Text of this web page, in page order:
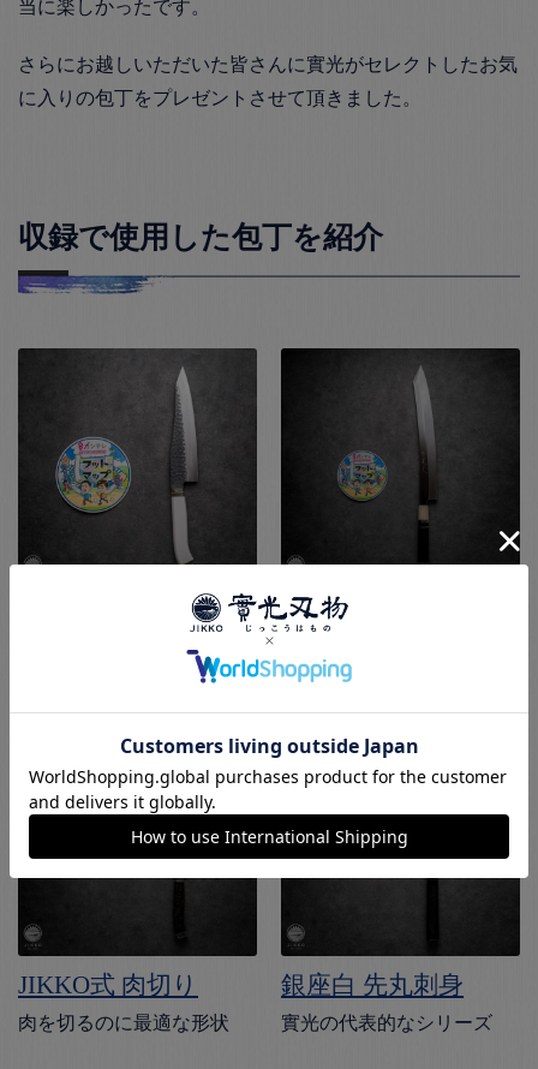
さらにお越しいただいた皆さんに實光がセレクトしたお気
に入りの包丁をプレゼントさせて頂きました。
収録で使用した包丁を紹介
刃が黒でハンドルが白のカ
祇園 ソリ 銀三
日本刀のようで目立つ包丁
JIKKO式 肉切り
肉を切るのに最適な形状
銀座白 先丸刺身
實光の代表的なシリーズ